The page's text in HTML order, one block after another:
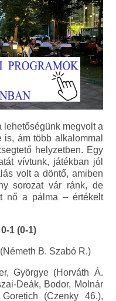
megvolt a
is, ám több alkalommal
helyzetben. Egy
vívtunk, játékban jól
volt a döntő, amiben
sorozat vár ránk, de
nő a pálma – értékelt
1 (0-1)
B. Szabó R.)
Györgye (Horváth Á.
Deák, Bodor, Molnár
(Czenky 46.),